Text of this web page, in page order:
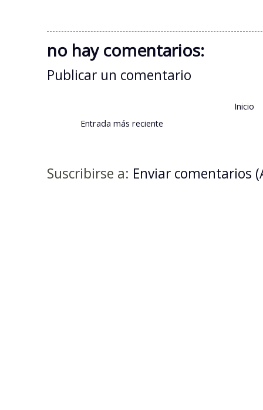
no hay comentarios:
Publicar un comentario
Entrada más reciente
Inicio
Suscribirse a: Enviar comentarios